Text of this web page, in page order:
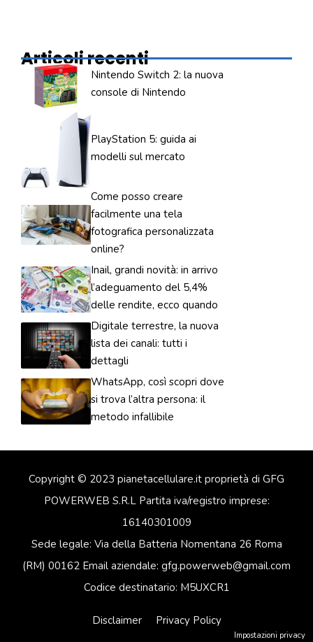
Articoli recenti
Nintendo Switch 2: la nuova
console di Nintendo
PlayStation 5: guida ai
modelli sul mercato
Come posso creare
facilmente una tela
fotografica personalizzata
online?
Inail, grandi novità: in arrivo
l’adeguamento del 5,4%
delle rendite, ecco quando
Digitale terrestre, la nuova
lista dei canali: tutti i
dettagli
WhatsApp, così scopri dove
si trova l’altra persona: il
metodo infallibile
Copyright © 2023 pianetacellulare.it proprietà di GFG
POWERWEB S.R.L Partita iva/registro imprese:
16140301009
Sede legale: Via della Batteria Nomentana 26 Roma
(RM) 00162 Email aziendale: gfg.powerweb@gmail.com
Codice destinatario: M5UXCR1
Disclaimer Privacy Policy
Impostazioni privacy